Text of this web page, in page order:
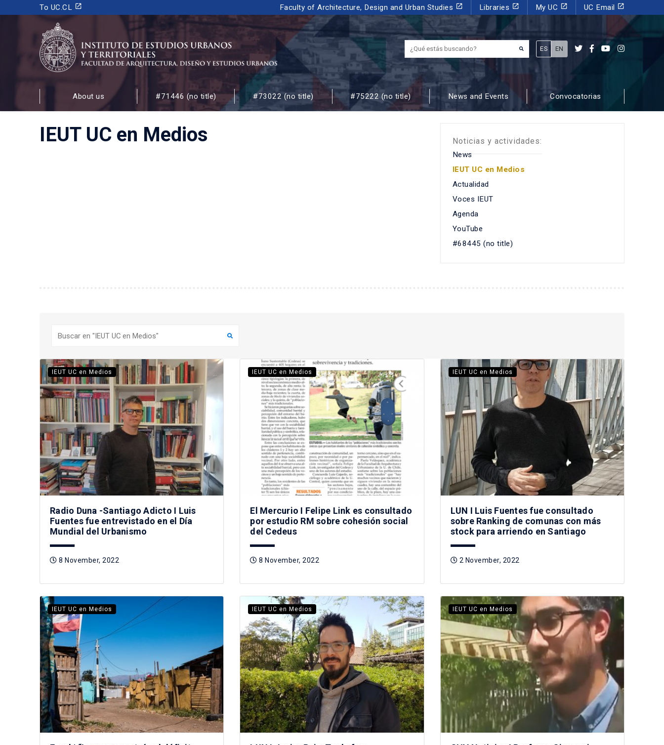
To UC.CL launch Faculty of Architecture, Design and Urban Studies launch Libraries launch My UC launch UC Email launch
INSTITUTO DE ESTUDIOS URBANOS
Y TERRITORIALES
FACULTAD DE ARQUITECTURA, DISEÑO Y ESTUDIOS URBANOS
¿Qué estás buscando?
ES EN
About us #71446 (no title) #73022 (no title) #75222 (no title) News and Events Convocatorias
IEUT UC en Medios Noticias y actividades:
News
IEUT UC en Medios
Actualidad
Voces IEUT
Agenda
YouTube
#68445 (no title)
IEUT UC en Medios
Radio Duna -Santiago Adicto I Luis
Fuentes fue entrevistado en el Día
Mundial del Urbanismo
8 November, 2022
IEUT UC en Medios
El Mercurio I Felipe Link es consultado
por estudio RM sobre cohesión social
del Cedeus
8 November, 2022
IEUT UC en Medios
LUN I Luis Fuentes fue consultado
sobre Ranking de comunas con más
stock para arriendo en Santiago
2 November, 2022
IEUT UC en Medios IEUT UC en Medios IEUT UC en Medios